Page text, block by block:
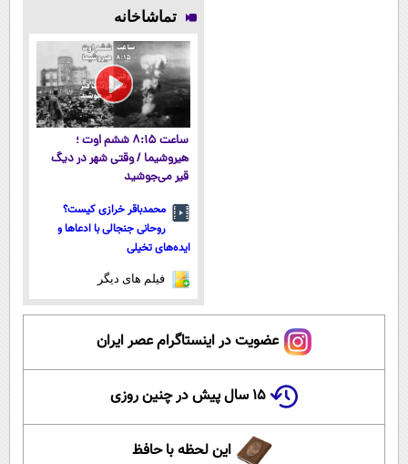
تماشاخانه
ساعت ۸:۱۵ ششم اوت ؛
هیروشیما / وقتی شهر در دیگ
قیر می‌جوشید
محمدباقر خرازی کیست؟
روحانی جنجالی با ادعاها و
ایده‌های تخیلی
فیلم های دیگر
عضویت در اینستاگرام عصر ایران
۱۵ سال پیش در چنین روزی
این لحظه با حافظ